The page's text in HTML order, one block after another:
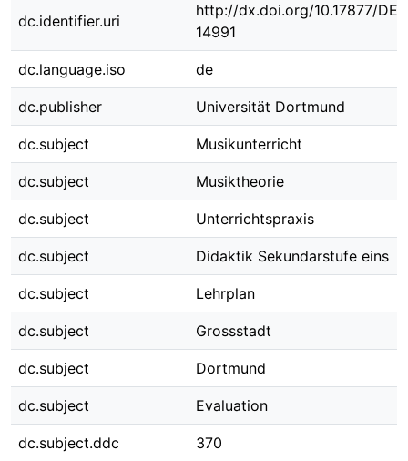
dc.identifier.uri
http://dx.doi.org/10.17877/
14991
dc.language.iso de
dc.publisher Universität Dortmund
dc.subject Musikunterricht
dc.subject Musiktheorie
dc.subject Unterrichtspraxis
dc.subject Didaktik Sekundarstufe eins
dc.subject Lehrplan
dc.subject Grossstadt
dc.subject Dortmund
dc.subject Evaluation
dc.subject.ddc 370